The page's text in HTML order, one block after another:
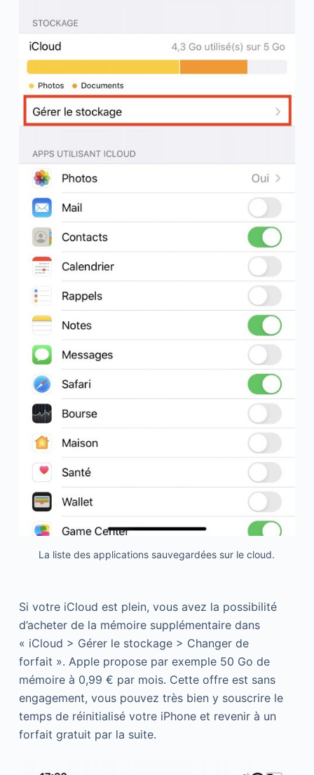
La liste des applications sauvegardées sur le cloud.
Si votre iCloud est plein, vous avez la possibilité
d’acheter de la mémoire supplémentaire dans
« iCloud > Gérer le stockage > Changer de
forfait ». Apple propose par exemple 50 Go de
mémoire à 0,99 € par mois. Cette offre est sans
engagement, vous pouvez très bien y souscrire le
temps de réinitialisé votre iPhone et revenir à un
forfait gratuit par la suite.